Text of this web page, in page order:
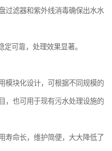
过滤器和紫外线消毒确保出水水
可靠，处理效果显著。
模块化设计，可根据不同规模的
，也可用于现有污水处理设施的
寿命长，维护简便，大大降低了